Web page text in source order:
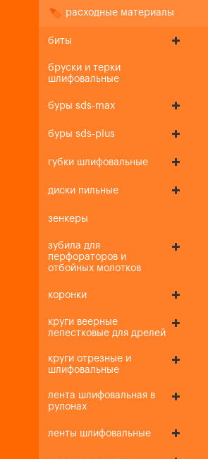
расходные материалы
биты
бруски и терки
шлифовальные
буры sds-max
буры sds-plus
губки шлифовальные
диски пильные
зенкеры
зубила для
перфораторов и
отбойных молотков
коронки
круги веерные
лепестковые для дрелей
круги отрезные и
шлифовальные
лента шлифовальная в
рулонах
ленты шлифовальные